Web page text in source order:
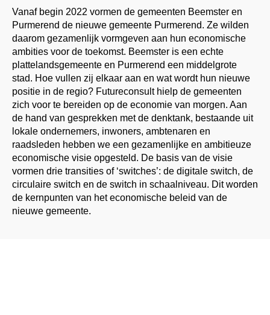
Vanaf begin 2022 vormen de gemeenten Beemster en
Purmerend de nieuwe gemeente Purmerend. Ze wilden
daarom gezamenlijk vormgeven aan hun economische
ambities voor de toekomst. Beemster is een echte
plattelandsgemeente en Purmerend een middelgrote
stad. Hoe vullen zij elkaar aan en wat wordt hun nieuwe
positie in de regio? Futureconsult hielp de gemeenten
zich voor te bereiden op de economie van morgen. Aan
de hand van gesprekken met de denktank, bestaande uit
lokale ondernemers, inwoners, ambtenaren en
raadsleden hebben we een gezamenlijke en ambitieuze
economische visie opgesteld. De basis van de visie
vormen drie transities of ‘switches’: de digitale switch, de
circulaire switch en de switch in schaalniveau. Dit worden
de kernpunten van het economische beleid van de
nieuwe gemeente.